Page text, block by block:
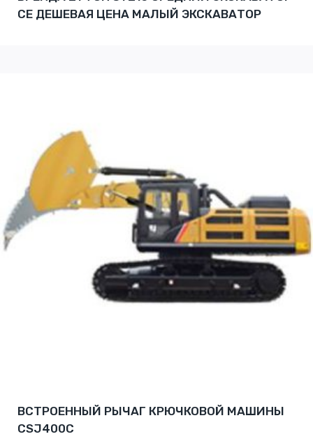
CE ДЕШЕВАЯ ЦЕНА МАЛЫЙ ЭКСКАВАТОР
ВСТРОЕННЫЙ РЫЧАГ КРЮЧКОВОЙ МАШИНЫ
CSJ400C